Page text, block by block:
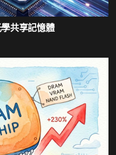
共享記憶體